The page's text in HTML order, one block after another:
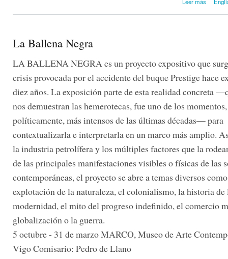
La Ballena Negra
LA BALLENA NEGRA es un proyecto expositivo que
crisis provocada por el accidente del buque Prestige hace
diez años. La exposición parte de esta realidad concreta
nos demuestran las hemerotecas, fue uno de los
políticamente, más intensos de las últimas décadas— para
contextualizarla e interpretarla en un marco más amplio.
la industria petrolífera y los múltiples factores que la
de las principales manifestaciones visibles o físicas de las
contemporáneas, el proyecto se abre a temas diversos
explotación de la naturaleza, el colonialismo, la historia de
modernidad, el mito del progreso indefinido, el comercio
globalización o la guerra.
5 octubre - 31 de marzo MARCO, Museo de Arte
Vigo Comisario: Pedro de Llano